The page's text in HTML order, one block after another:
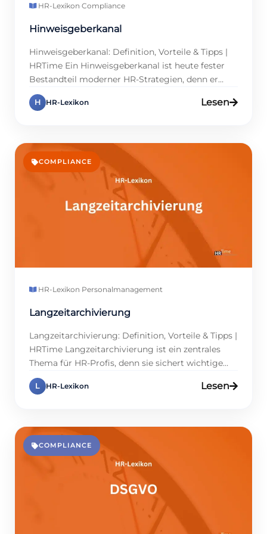
HR-Lexikon·Compliance
Hinweisgeberkanal
Hinweisgeberkanal: Definition, Vorteile & Tipps |
HRTime Ein Hinweisgeberkanal ist heute fester
Bestandteil moderner HR-Strategien, denn er
spielt eine zentrale Rolle bei der Prävention von
Compliance-Verstößen. Unternehmen in
sondern auch dafür sorgen, dass Hinweise
vertraulich und sicher behandelt werden. Ein
funktionierender Kanal schützt nicht nur
H HR-Lexikon Lesen
COMPLIANCE
HR-Lexikon·Personalmanagement
Langzeitarchivierung
Langzeitarchivierung: Definition, Vorteile & Tipps |
HRTime Langzeitarchivierung ist ein zentrales
Thema für HR-Profis, denn sie sichert wichtige
Daten und spart wertvolle Zeit. In der Regel
müssen Personalakten, Arbeitsverträge und
gesetzlichen Anforderungen zu erfüllen. Doch
worin liegt der Nutzen dieser Maßnahme
begründet? In einer […]
L HR-Lexikon Lesen
COMPLIANCE